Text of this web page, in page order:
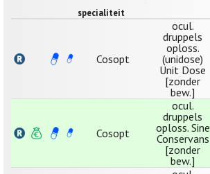
specialiteit
Cosopt
ocul.
druppels
oploss.
(unidose)
Unit Dose
[zonder
bew.]
Cosopt
ocul.
druppels
oploss. Sine
Conservans
[zonder
bew.]